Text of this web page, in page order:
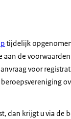
tijdelijk
aan de
voor
dan krijgt u via de